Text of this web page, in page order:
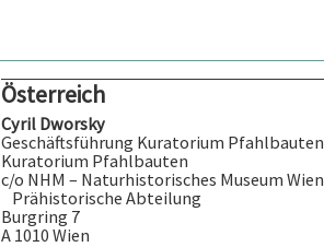
Österreich
Cyril Dworsky
Geschäftsführung Kuratorium Pfahlbauten
Kuratorium Pfahlbauten
c/o NHM – Naturhistorisches Museum Wien
Prähistorische Abteilung
Burgring 7
A 1010 Wien